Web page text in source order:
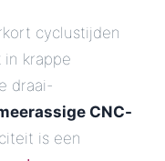
cyclustijden
krappe
draai-
CNC-
is een